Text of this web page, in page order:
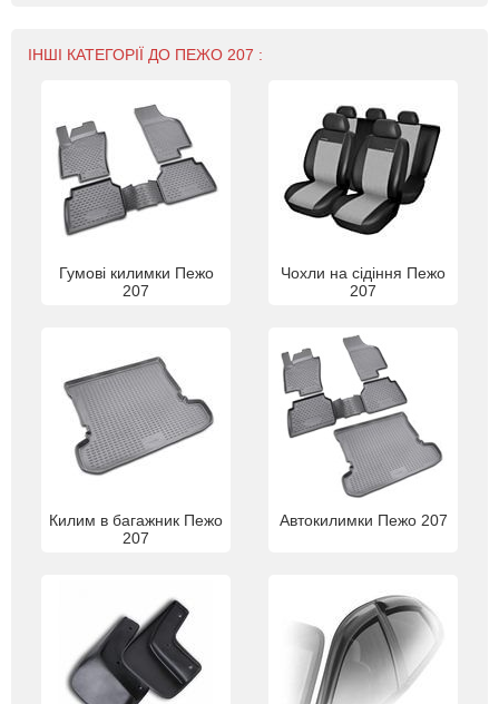
ІНШІ КАТЕГОРІЇ ДО ПЕЖО 207 :
Гумові килимки Пежо
207
Чохли на сідіння Пежо
207
Килим в багажник Пежо
207
Автокилимки Пежо 207